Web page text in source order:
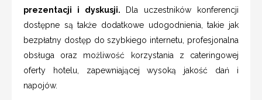
prezentacji i dyskusji.
Dla uczestników konferencji
dostępne są także dodatkowe udogodnienia, takie jak
bezpłatny dostęp do szybkiego internetu, profesjonalna
obsługa oraz możliwość korzystania z cateringowej
oferty hotelu, zapewniającej wysoką jakość dań i
napojów.